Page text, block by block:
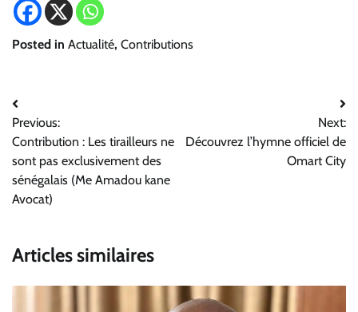
Posted in Actualité, Contributions
Navigation
de
l’article
Previous:
Contribution : Les tirailleurs ne
sont pas exclusivement des
sénégalais (Me Amadou kane
Avocat)
Next:
Découvrez l’hymne officiel de
Omart City
Articles similaires